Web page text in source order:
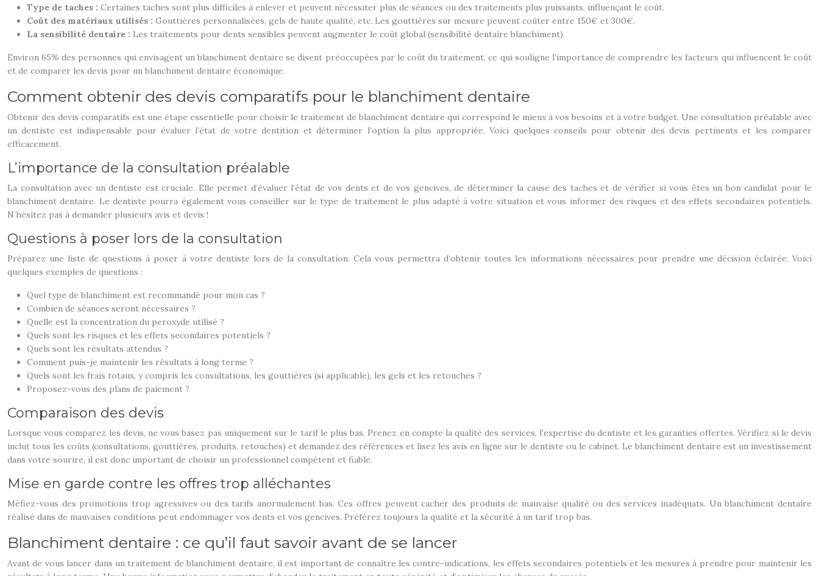
Type de taches : Certaines taches sont plus difficiles à enlever et peuvent nécessiter plus de séances ou des traitements plus puissants, influençant le coût.
Coût des matériaux utilisés : Gouttières personnalisées, gels de haute qualité, etc. Les gouttières sur mesure peuvent coûter entre 150€ et 300€.
La sensibilité dentaire : Les traitements pour dents sensibles peuvent augmenter le coût global (sensibilité dentaire blanchiment).
Environ 65% des personnes qui envisagent un blanchiment dentaire se disent préoccupées par le coût du traitement, ce qui souligne l’importance de comprendre les facteurs qui influencent le coût
et de comparer les devis pour un blanchiment dentaire économique.
Comment obtenir des devis comparatifs pour le blanchiment dentaire
Obtenir des devis comparatifs est une étape essentielle pour choisir le traitement de blanchiment dentaire qui correspond le mieux à vos besoins et à votre budget. Une consultation préalable avec
un dentiste est indispensable pour évaluer l’état de votre dentition et déterminer l’option la plus appropriée. Voici quelques conseils pour obtenir des devis pertinents et les comparer
efficacement.
L’importance de la consultation préalable
La consultation avec un dentiste est cruciale. Elle permet d’évaluer l’état de vos dents et de vos gencives, de déterminer la cause des taches et de vérifier si vous êtes un bon candidat pour le
blanchiment dentaire. Le dentiste pourra également vous conseiller sur le type de traitement le plus adapté à votre situation et vous informer des risques et des effets secondaires potentiels.
N’hésitez pas à demander plusieurs avis et devis !
Questions à poser lors de la consultation
Préparez une liste de questions à poser à votre dentiste lors de la consultation. Cela vous permettra d’obtenir toutes les informations nécessaires pour prendre une décision éclairée. Voici
quelques exemples de questions :
Quel type de blanchiment est recommandé pour mon cas ?
Combien de séances seront nécessaires ?
Quelle est la concentration du peroxyde utilisé ?
Quels sont les risques et les effets secondaires potentiels ?
Quels sont les résultats attendus ?
Comment puis-je maintenir les résultats à long terme ?
Quels sont les frais totaux, y compris les consultations, les gouttières (si applicable), les gels et les retouches ?
Proposez-vous des plans de paiement ?
Comparaison des devis
Lorsque vous comparez les devis, ne vous basez pas uniquement sur le tarif le plus bas. Prenez en compte la qualité des services, l’expertise du dentiste et les garanties offertes. Vérifiez si le devis
inclut tous les coûts (consultations, gouttières, produits, retouches) et demandez des références et lisez les avis en ligne sur le dentiste ou le cabinet. Le blanchiment dentaire est un investissement
dans votre sourire, il est donc important de choisir un professionnel compétent et fiable.
Mise en garde contre les offres trop alléchantes
Méfiez-vous des promotions trop agressives ou des tarifs anormalement bas. Ces offres peuvent cacher des produits de mauvaise qualité ou des services inadéquats. Un blanchiment dentaire
réalisé dans de mauvaises conditions peut endommager vos dents et vos gencives. Préférez toujours la qualité et la sécurité à un tarif trop bas.
Blanchiment dentaire : ce qu’il faut savoir avant de se lancer
Avant de vous lancer dans un traitement de blanchiment dentaire, il est important de connaître les contre-indications, les effets secondaires potentiels et les mesures à prendre pour maintenir les